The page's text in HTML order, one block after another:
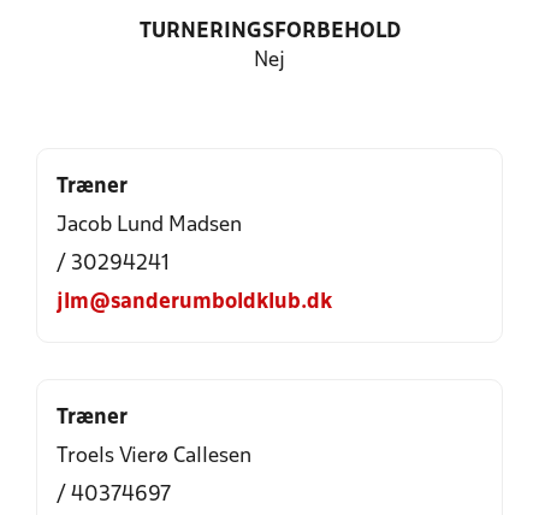
TURNERINGSFORBEHOLD
Nej
Træner
Jacob Lund Madsen
/ 30294241
jlm@sanderumboldklub.dk
Træner
Troels Vierø Callesen
/ 40374697